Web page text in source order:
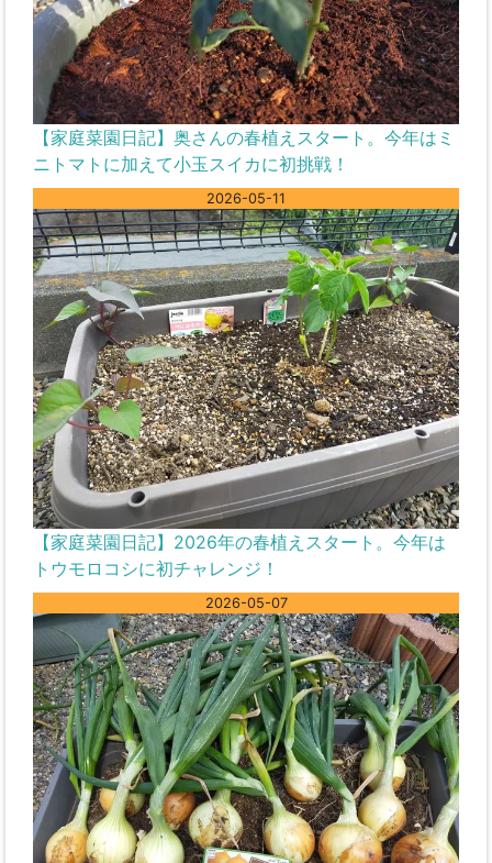
【家庭菜園日記】奥さんの春植えスタート。今年はミ
ニトマトに加えて小玉スイカに初挑戦！
2026-05-11
【家庭菜園日記】2026年の春植えスタート。今年は
トウモロコシに初チャレンジ！
2026-05-07